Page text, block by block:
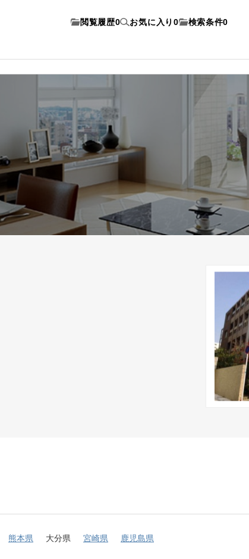
閲覧履歴0 お気に入り 0 検索条件0
熊本県 大分県 宮崎県 鹿児島県